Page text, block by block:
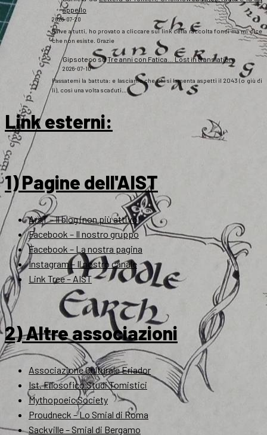
appello
2026-07-20
Salve a tutti, ho provato a cliccare sul link della raccolta fondi ma mi dice
che non esiste. Grazie
GipsotecosuTre anni con Fatica… Lost in translation
2026-07-10
Passatemi la battuta: e lasciamo che chi si lamenta aspetti il 2043 (o giù di
lì), così una volta scaduti…
Link esterni:
1) Pagine dell'AIST
ArsT – Il blog (non più attivo)
Facebook – Il nostro gruppo
Facebook – La nostra pagina
Instagram – Il nostro canale
Link Tree – AIST
2) Altre associazioni
Associazione Culturale Eriador
Ist. Filosofico Studi Tomistici
Mythopoeic Society
Proudneck – Lo Smial di Roma
Sackville – Smial di Bergamo